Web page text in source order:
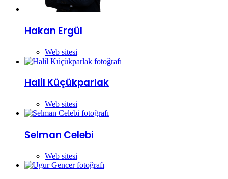
Hakan Ergül
Web sitesi
Halil Küçükparlak
Web sitesi
Selman Celebi
Web sitesi